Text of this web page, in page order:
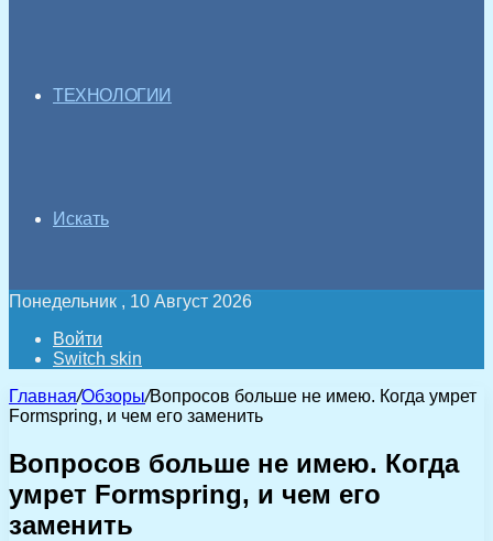
ТЕХНОЛОГИИ
Искать
Понедельник , 10 Август 2026
Войти
Switch skin
Главная/Обзоры/Вопросов больше не имею. Когда умрет
Formspring, и чем его заменить
Вопросов больше не имею. Когда
умрет Formspring, и чем его
заменить